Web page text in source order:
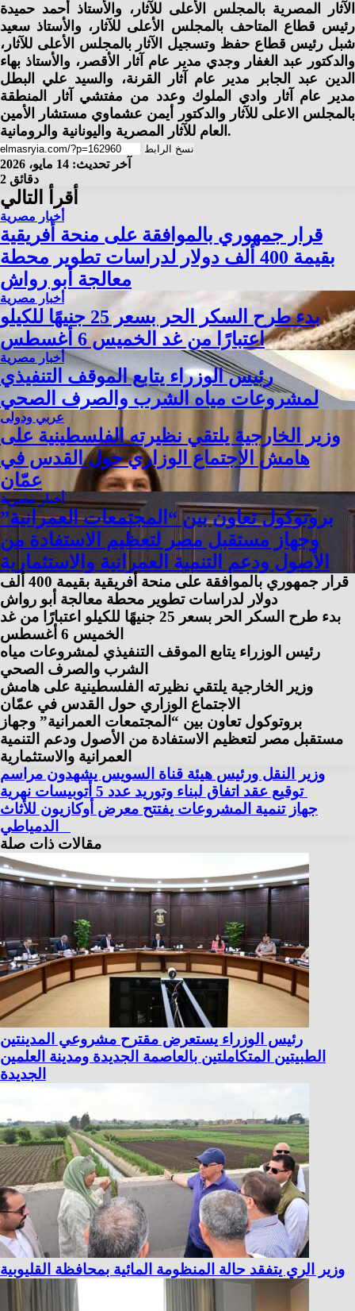
الآثار المصرية بالمجلس الأعلى للآثار، والأستاذ أحمد حميدة
رئيس قطاع المتاحف بالمجلس الأعلى للآثار، والأستاذ سعيد
شبل رئيس قطاع حفظ وتسجيل الآثار بالمجلس الأعلى للآثار،
والدكتور عبد الغفار وجدي مدير عام آثار الأقصر، والأستاذ بهاء
الدين عبد الجابر مدير عام آثار القرنة، والسيد علي البطل
مدير عام آثار وادي الملوك وعدد من مفتشي آثار المنطقة
بالمجلس الاعلى للآثار والدكتور أيمن عشماوي مستشار الأمين
العام للآثار المصرية واليونانية والرومانية.
نسخ الرابط
آخر تحديث: 14 مايو، 2026
2 دقائق
أقرأ التالي
أخبار مصرية
قرار جمهوري بالموافقة على منحة أفريقية
بقيمة 400 ألف دولار لدراسات تطوير محطة
معالجة أبو رواش
أخبار مصرية
بدء طرح السكر الحر بسعر 25 جنيهًا للكيلو
اعتبارًا من غد الخميس 6 أغسطس
أخبار مصرية
رئيس الوزراء يتابع الموقف التنفيذي
لمشروعات مياه الشرب والصرف الصحي
عربي ودولى
وزير الخارجية يلتقي نظيرته الفلسطينية على
هامش الاجتماع الوزاري حول القدس في
عمّان
أخبار مصرية
بروتوكول تعاون بين “المجتمعات العمرانية”
وجهاز مستقبل مصر لتعظيم الاستفادة من
الأصول ودعم التنمية العمرانية والاستثمارية
قرار جمهوري بالموافقة على منحة أفريقية بقيمة 400 ألف
دولار لدراسات تطوير محطة معالجة أبو رواش
بدء طرح السكر الحر بسعر 25 جنيهًا للكيلو اعتبارًا من غد
الخميس 6 أغسطس
رئيس الوزراء يتابع الموقف التنفيذي لمشروعات مياه
الشرب والصرف الصحي
وزير الخارجية يلتقي نظيرته الفلسطينية على هامش
الاجتماع الوزاري حول القدس في عمّان
بروتوكول تعاون بين “المجتمعات العمرانية” وجهاز
مستقبل مصر لتعظيم الاستفادة من الأصول ودعم التنمية
العمرانية والاستثمارية
وزير النقل ورئيس هيئة قناة السويس يشهدون مراسم
توقيع عقد اتفاق لبناء وتوريد عدد 5 أتوبيسات نهرية
جهاز تنمية المشروعات يفتتح معرض أوكازيون للأثاث
مقالات ذات صلة
رئيس الوزراء يستعرض مقترح مشروعي المدينتين
الطبيتين المتكاملتين بالعاصمة الجديدة ومدينة العلمين
الجديدة
وزير الري يتفقد حالة المنظومة المائية بمحافظة القليوبية